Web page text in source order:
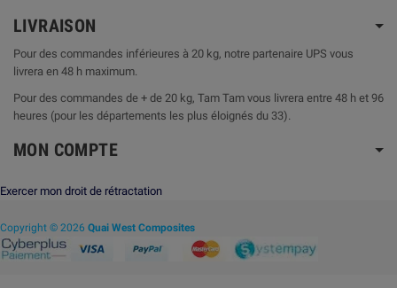
LIVRAISON
Pour des commandes inférieures à 20 kg, notre partenaire UPS vous
livrera en 48 h maximum.
Pour des commandes de + de 20 kg, Tam Tam vous livrera entre 48 h et 96
heures (pour les départements les plus éloignés du 33).
MON COMPTE
Exercer mon droit de rétractation
Copyright © 2026 Quai West Composites